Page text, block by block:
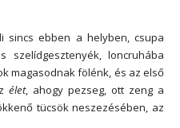
sincs ebben a helyben, csupa
szelídgesztenyék, loncruhába
magasodnak fölénk, és az első
élet, ahogy pezseg, ott zeng a
tücsök neszezésében, az